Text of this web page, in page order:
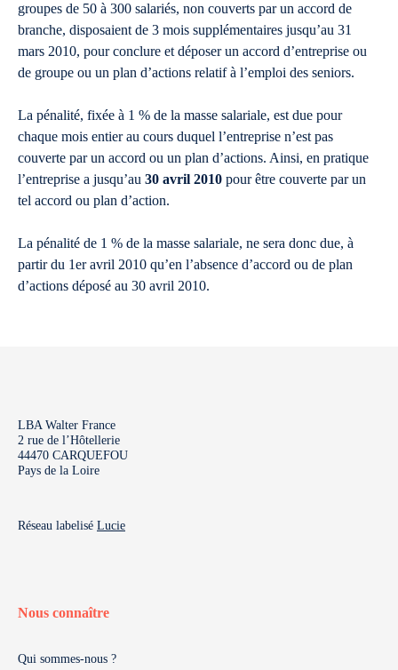
groupes de 50 à 300 salariés, non couverts par un accord de
branche, disposaient de 3 mois supplémentaires jusqu’au 31
mars 2010, pour conclure et déposer un accord d’entreprise ou
de groupe ou un plan d’actions relatif à l’emploi des seniors.
La pénalité, fixée à 1 % de la masse salariale, est due pour
chaque mois entier au cours duquel l’entreprise n’est pas
couverte par un accord ou un plan d’actions. Ainsi, en pratique
l’entreprise a jusqu’au 30 avril 2010 pour être couverte par un
tel accord ou plan d’action.
La pénalité de 1 % de la masse salariale, ne sera donc due, à
partir du 1er avril 2010 qu’en l’absence d’accord ou de plan
d’actions déposé au 30 avril 2010.
LBA Walter France
2 rue de l’Hôtellerie
44470 CARQUEFOU
Pays de la Loire
Réseau labelisé Lucie
Nous connaître
Qui sommes-nous ?